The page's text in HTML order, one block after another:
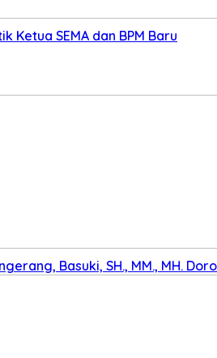
Ketua SEMA dan BPM Baru
Basuki, SH., MM., MH.